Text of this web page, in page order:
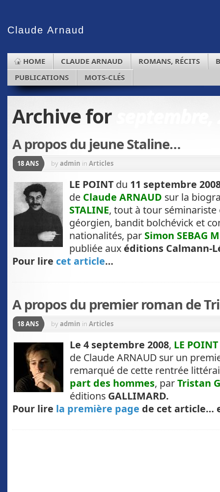
Claude Arnaud
HOME CLAUDE ARNAUD ROMANS, RÉCITS
PUBLICATIONS
MOTS-CLÉS
Archive for
A propos du jeune Staline…
18 ANS byadmin in Articles
LE POINT du 11 septembre
de Claude ARNAUD sur la
STALINE, tout à tour
géorgien, bandit bolchévick et
nationalités, parSimon SEBAG
publiée aux éditions Calmann-
Pour lire cet article…
A propos du premier roman de
18 ANS byadmin in Articles
Le 4 septembre 2008, LE POINT
de Claude ARNAUD sur un
remarqué de cette rentrée
part des hommes, parTristan
éditions GALLIMARD.
Pour lire la première page de cet article…